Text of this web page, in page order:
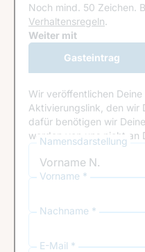
Noch mind. 50 Zeichen.
Verhaltensregeln.
Google Recaptcha
Weiter mit
Gasteintrag
Wir veröffentlichen
Aktivierungslink, den wir
dafür benötigen wir
werden von uns nicht an
Namensdarstellung
Vorname *
Nachname *
E-Mail *